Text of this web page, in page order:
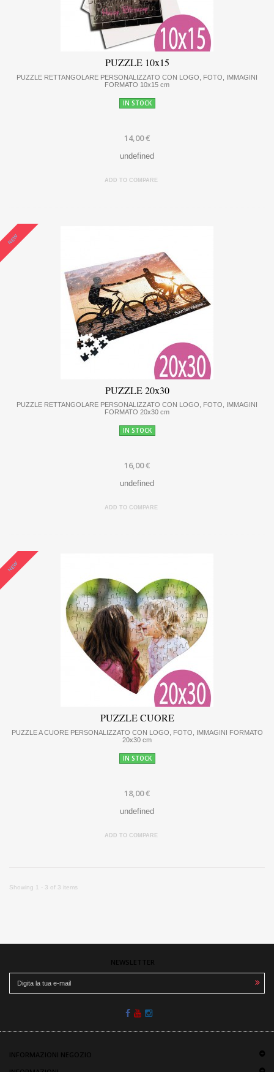
PUZZLE 10x15
PUZZLE RETTANGOLARE PERSONALIZZATO CON LOGO, FOTO, IMMAGINI
FORMATO 10x15 cm
IN STOCK
14,00 €
undefined
ADD TO COMPARE
NEW
PUZZLE 20x30
PUZZLE RETTANGOLARE PERSONALIZZATO CON LOGO, FOTO, IMMAGINI
FORMATO 20x30 cm
IN STOCK
16,00 €
undefined
ADD TO COMPARE
NEW
PUZZLE CUORE
PUZZLE A CUORE PERSONALIZZATO CON LOGO, FOTO, IMMAGINI FORMATO
20x30 cm
IN STOCK
18,00 €
undefined
ADD TO COMPARE
Showing 1 - 3 of 3 items
NEWSLETTER
INFORMAZIONI NEGOZIO